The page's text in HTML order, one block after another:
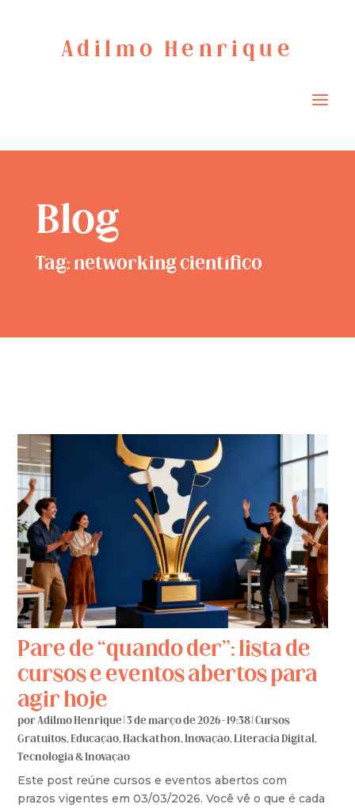
Adilmo Henrique
Blog
Tag: networking científico
Pare de “quando der”: lista de
cursos e eventos abertos para
agir hoje
porAdilmo Henrique |3 de março de 2026 - 19:38 |Cursos
Gratuitos,Educação,Hackathon,Inovação,Literacia Digital,
Tecnologia & Inovação
Este post reúne cursos e eventos abertos com
prazos vigentes em 03/03/2026. Você vê o que é cada